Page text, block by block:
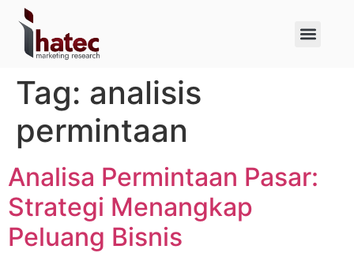
Tag: analisis
permintaan
Analisa Permintaan Pasar:
Strategi Menangkap
Peluang Bisnis